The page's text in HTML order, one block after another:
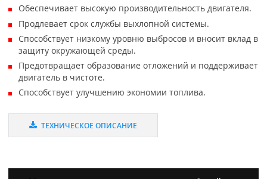
Обеспечивает высокую производительность двигателя.
Продлевает срок службы выхлопной системы.
Способствует низкому уровню выбросов и вносит вклад в
защиту окружающей среды.
Предотвращает образование отложений и поддерживает
двигатель в чистоте.
Способствует улучшению экономии топлива.
ТЕХНИЧЕСКОЕ ОПИСАНИЕ